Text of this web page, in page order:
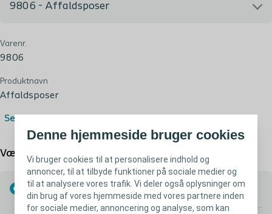
Denne hjemmeside bruger cookies
Vi bruger cookies til at personalisere indhold og
annoncer, til at tilbyde funktioner på sociale medier og
til at analysere vores trafik. Vi deler også oplysninger om
din brug af vores hjemmeside med vores partnere inden
for sociale medier, annoncering og analyse, som kan
9806 - Affaldsposer
9806 - Affaldsposer
Varenr.
9806
Produktnavn
Affaldsposer
Se mere
Vælg mulighed
Køb på bevilling